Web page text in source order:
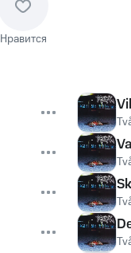
Нравится